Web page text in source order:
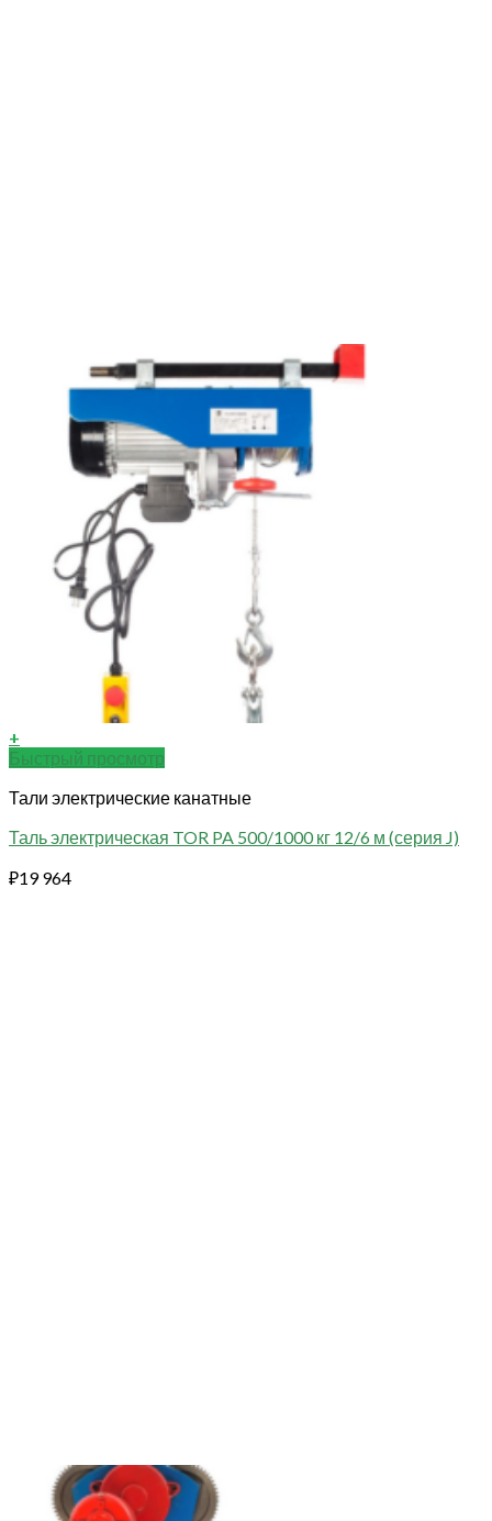
+
Быстрый просмотр
Тали электрические канатные
Таль электрическая TOR PA 500/1000 кг 12/6 м (серия J)
₽19 964